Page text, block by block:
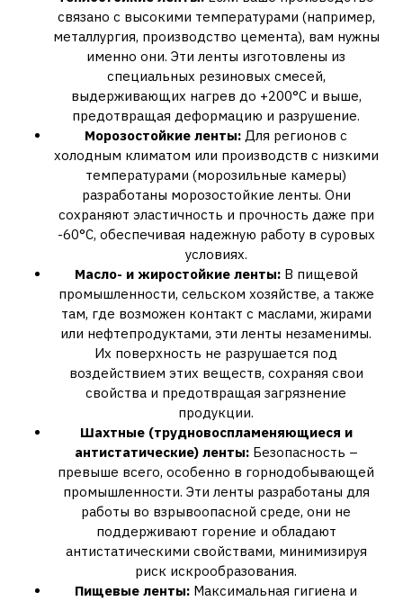
связано с высокими температурами (например,
металлургия, производство цемента), вам нужны
именно они. Эти ленты изготовлены из
специальных резиновых смесей,
выдерживающих нагрев до +200°C и выше,
предотвращая деформацию и разрушение.
Морозостойкие ленты: Для регионов с
холодным климатом или производств с низкими
температурами (морозильные камеры)
разработаны морозостойкие ленты. Они
сохраняют эластичность и прочность даже при
-60°C, обеспечивая надежную работу в суровых
условиях.
Масло- и жиростойкие ленты:В пищевой
промышленности, сельском хозяйстве, а также
там, где возможен контакт с маслами, жирами
или нефтепродуктами, эти ленты незаменимы.
Их поверхность не разрушается под
воздействием этих веществ, сохраняя свои
свойства и предотвращая загрязнение
продукции.
Шахтные (трудновоспламеняющиеся и
антистатические) ленты:Безопасность –
превыше всего, особенно в горнодобывающей
промышленности. Эти ленты разработаны для
работы во взрывоопасной среде, они не
поддерживают горение и обладают
антистатическими свойствами, минимизируя
риск искрообразования.
Пищевые ленты: Максимальная гигиена и